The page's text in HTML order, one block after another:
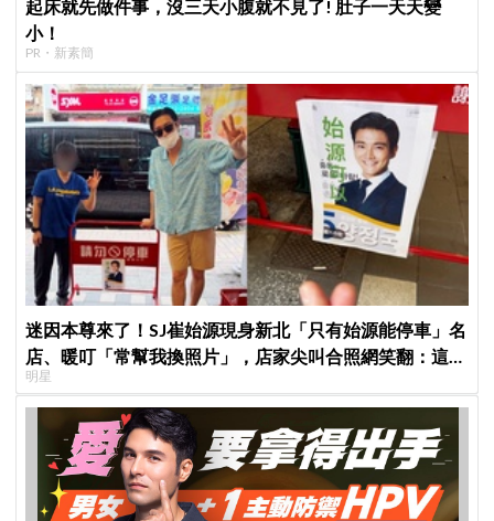
起床就先做件事，沒三天小腹就不見了! 肚子一天天變
小！
PR・新素簡
迷因本尊來了！SJ崔始源現身新北「只有始源能停車」名
店、暖叮「常幫我換照片」，店家尖叫合照網笑翻：這輩
子不能脫粉了
明星